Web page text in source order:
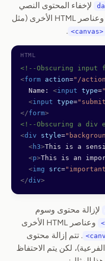
لإخفاء المحتوى النصي
وعناصر HTML الأخرى (مثل
<canvas>
.
<!--Obscuring input
<form action="/
  Name:
<input type=
  <
input type=
</form>
<!--Obscuring a div
<div style=
  <
h3>This is a
  <
p>This is an
  <
img src=
</div>
لإزالة محتوى وسوم
وعناصر HTML الأخرى
. تتم إزالة محتوى
لكن يتم الاحتفاظ